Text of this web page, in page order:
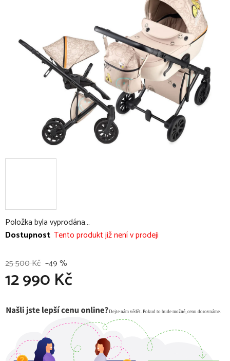
Položka byla vyprodána…
Dostupnost Tento produkt již není v prodeji
25 500 Kč –49 %
12 990 Kč
hvězdiček.